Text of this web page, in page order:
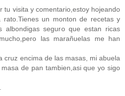
tu visita y comentario,estoy hojeando
un monton de recetas y
albondigas seguro que estan ricas
las marañuelas me han
cruz encima de las masas, mi abuela
de pan tambien,asi que yo sigo